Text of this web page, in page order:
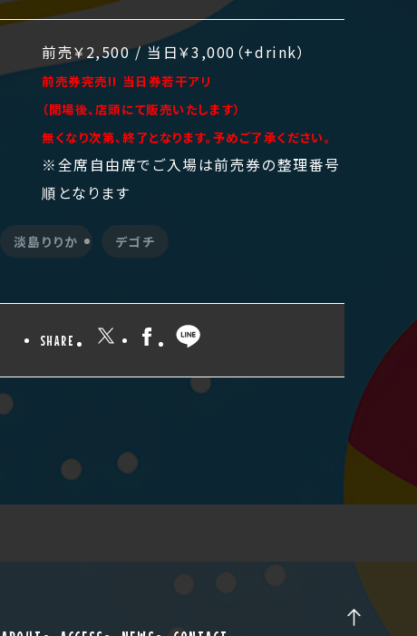
前売￥2,500 / 当日￥3,000（+drink）
前売券完売!! 当日券若干アリ
（開場後、店頭にて販売いたします）
無くなり次第、終了となります。予めご了承ください。
※全席自由席でご入場は前売券の整理番号
順となります
淡島りりか デゴチ
SHARE